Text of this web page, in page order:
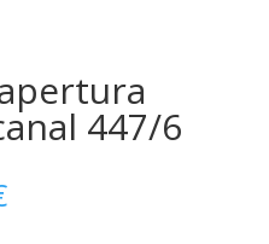
447/6
Rango
de